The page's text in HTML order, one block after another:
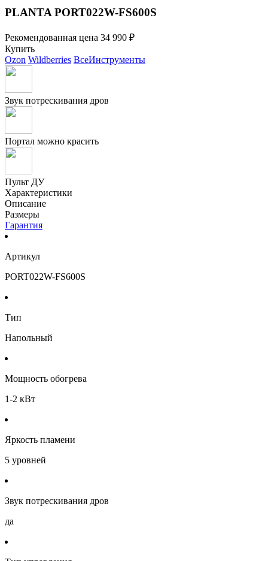
PLANTA PORT022W-FS600S
Рекомендованная цена 34 990 ₽
Купить
Ozon Wildberries ВсеИнструменты
Звук потрескивания дров
Портал можно красить
Пульт ДУ
Характеристики
Описание
Размеры
Гарантия
Артикул
PORT022W-FS600S
Тип
Напольный
Мощность обогрева
1-2 кВт
Яркость пламени
5 уровней
Звук потрескивания дров
да